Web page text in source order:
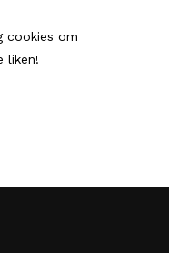
cookies om
liken!